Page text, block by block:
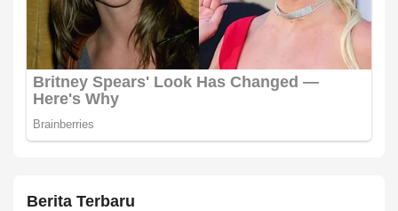
Berita Terbaru